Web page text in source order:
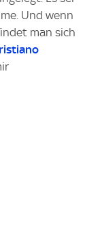
Und wenn
man sich